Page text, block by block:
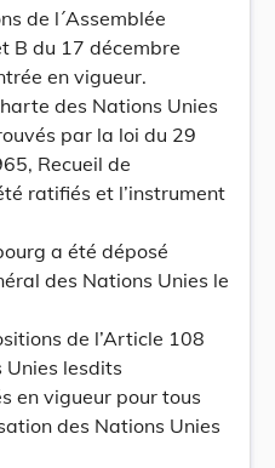
de l´Assemblée
B du 17 décembre
en vigueur.
des Nations Unies
par la loi du 29
Recueil de
ratifiés et l’instrument
a été déposé
des Nations Unies le
de l’Article 108
lesdits
en vigueur pour tous
des Nations Unies